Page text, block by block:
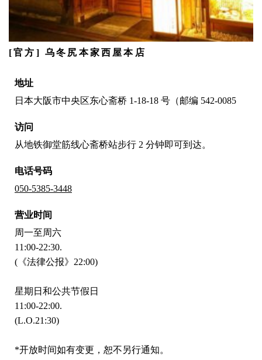
[官方] 乌冬尻本家西屋本店
地址
日本大阪市中央区东心斋桥 1-18-18 号（邮编 542-0085
访问
从地铁御堂筋线心斋桥站步行 2 分钟即可到达。
电话号码
050-5385-3448
营业时间
周一至周六
11:00-22:30.
(《法律公报》22:00)
星期日和公共节假日
11:00-22:00.
(L.O.21:30)
*开放时间如有变更，恕不另行通知。